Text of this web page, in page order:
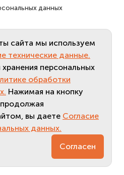
данных
сайта мы используем
технические данные.
персональных
обработки
Нажимая на кнопку
вы даете Согласие
данных.
Согласен